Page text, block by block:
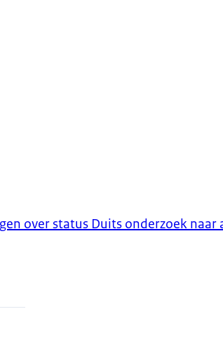
over status Duits onderzoek naar